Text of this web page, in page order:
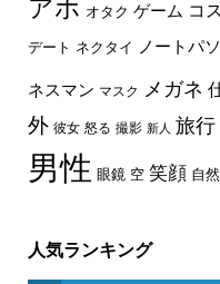
アホ オタク ゲーム コ
デート ネクタイ ノートパ
ネスマン マスク メガネ
外 彼女 怒る 撮影 新人 旅行
男性 眼鏡 空 笑顔 自然
人気ランキング